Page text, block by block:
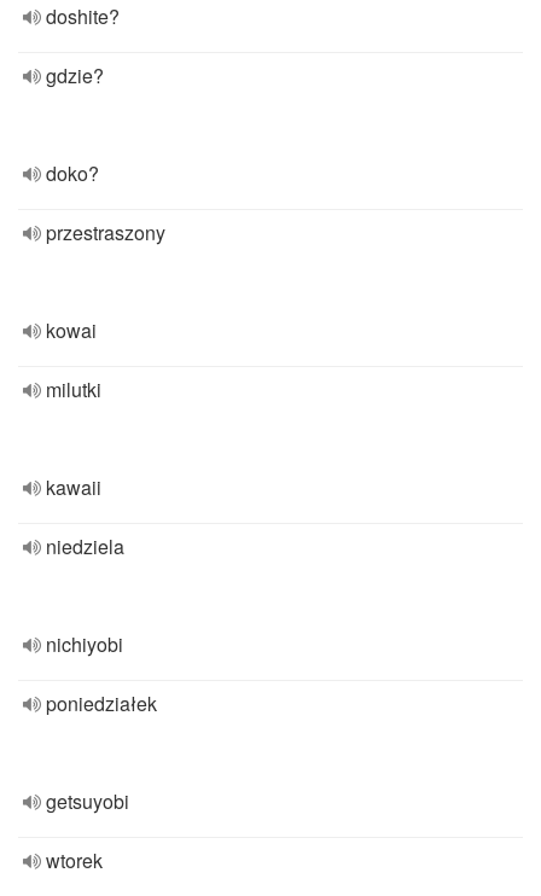
doshite?
gdzie?
doko?
przestraszony
kowai
milutki
kawaii
niedziela
nichiyobi
poniedziałek
getsuyobi
wtorek